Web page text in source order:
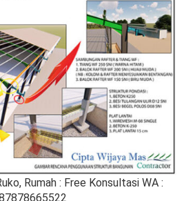
Rumah : Free Konsultasi WA :